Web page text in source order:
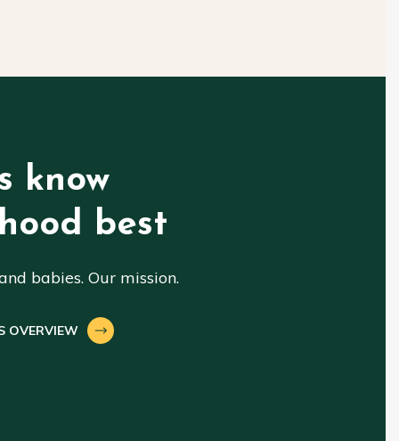
know
best
babies. Our mission.
OVERVIEW